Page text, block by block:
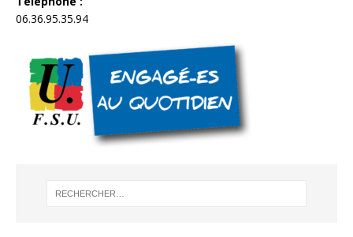
06.36.95.35.94